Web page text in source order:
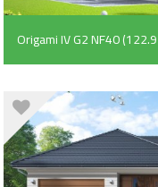
Origami IV G2 NF40